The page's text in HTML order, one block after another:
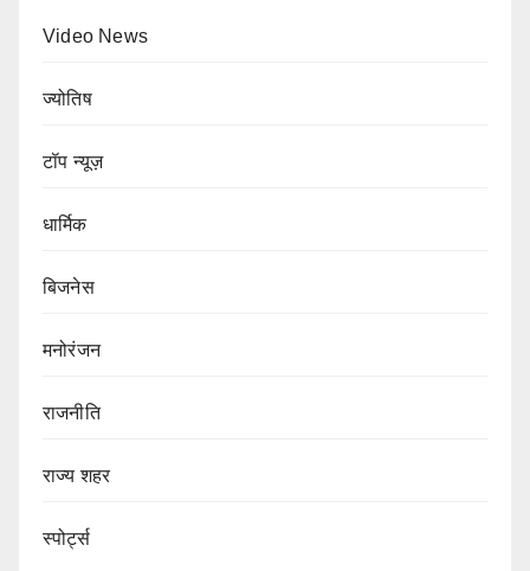
Video News
ज्योतिष
टॉप न्यूज़
धार्मिक
बिजनेस
मनोरंजन
राजनीति
राज्य शहर
स्पोर्ट्स